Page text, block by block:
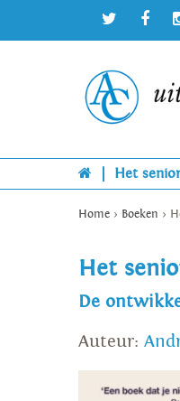
Het
Home > Boeken >
Het
De
Auteur: